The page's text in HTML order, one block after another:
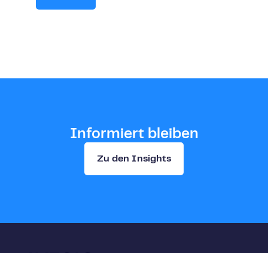
Informiert bleiben
Zu den Insights